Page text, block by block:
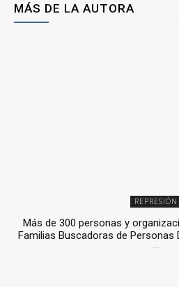
MÁS DE LA AUTORA
REPRESIÓN
Más de 300 personas y
Familias Buscadoras de Personas